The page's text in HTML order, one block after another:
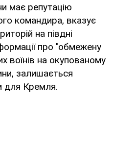
має репутацію
командира, вказує
на півдні
про "обмежену
воїнів на окупованому
залишається
для Кремля.